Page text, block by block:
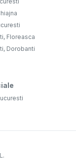
Floreasca
Dorobanti